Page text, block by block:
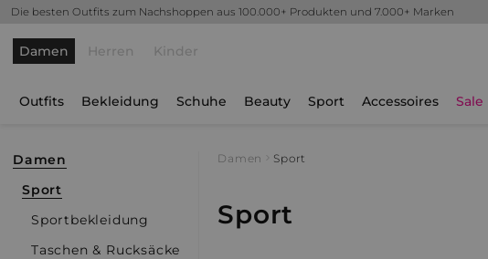
Die besten Outfits zum Nachshoppen aus 100.000+ Produkten und 7.000+ Marken
Damen Herren Kinder
Outfits Bekleidung Schuhe Beauty Sport Accessoires Sale
Damen
Sport
Sportbekleidung
Taschen & Rucksäcke
Damen Sport
Sport